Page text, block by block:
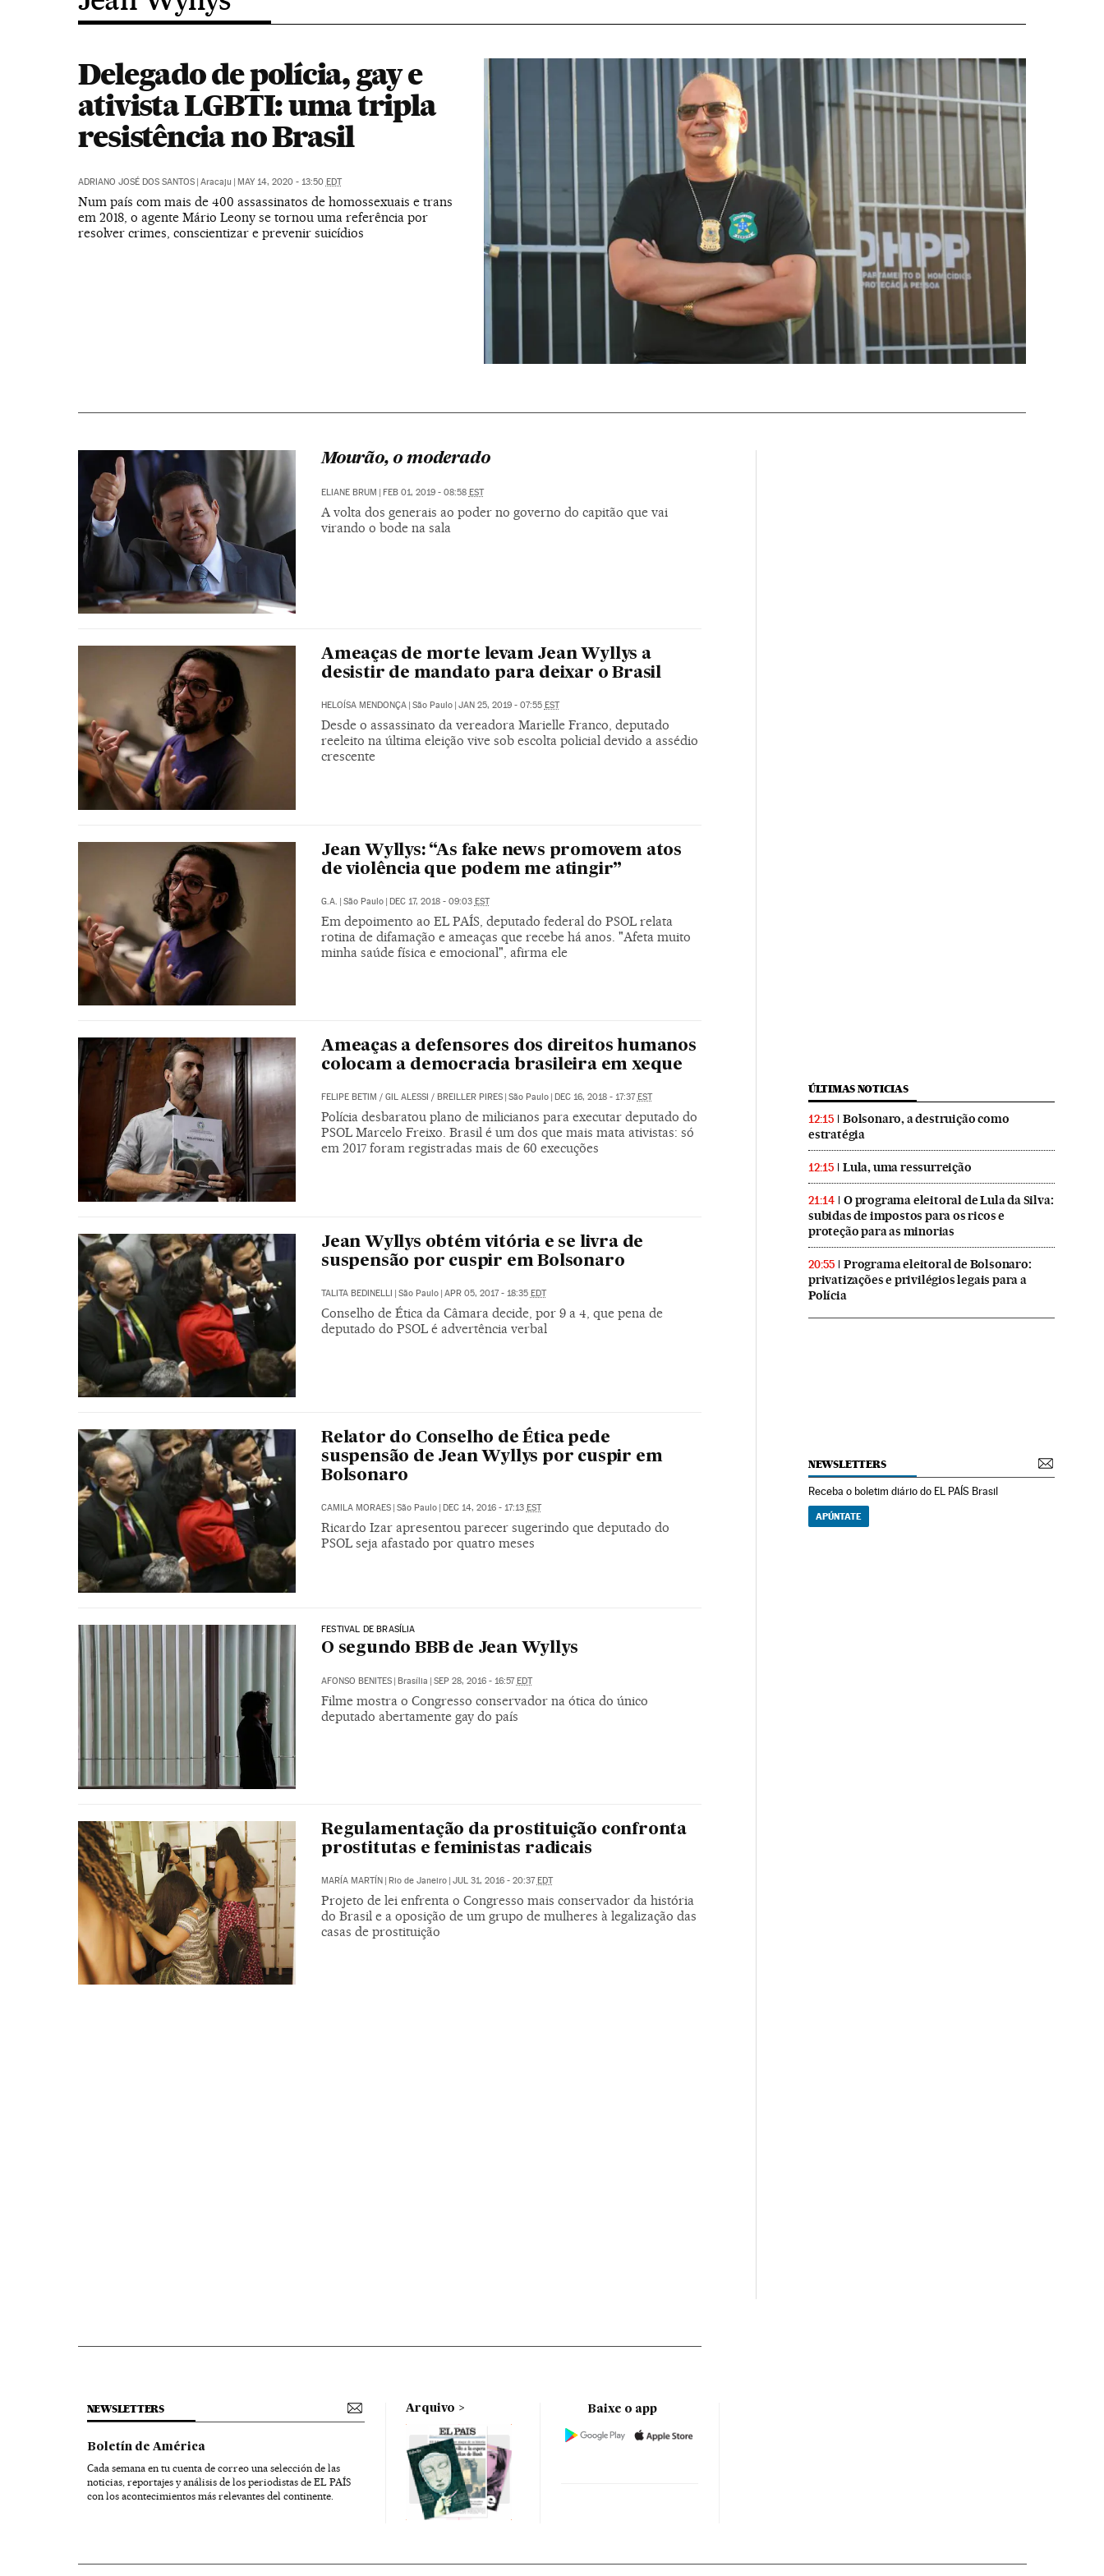
Delegado de polícia, gay e
ativista LGBTI: uma tripla
resistência no Brasil
ADRIANO JOSÉ DOS SANTOS | Aracaju | MAY 14, 2020 - 13:50 EDT
Num país com mais de 400 assassinatos de homossexuais e trans
em 2018, o agente Mário Leony se tornou uma referência por
resolver crimes, conscientizar e prevenir suicídios
Mourão, o moderado
ELIANE BRUM | FEB 01, 2019 - 08:58 EST
A volta dos generais ao poder no governo do capitão que vai
virando o bode na sala
Ameaças de morte levam Jean Wyllys a
desistir de mandato para deixar o Brasil
HELOÍSA MENDONÇA São Paulo JAN 25, 2019 - 07:55 EST
Desde o assassinato da vereadora Marielle Franco, deputado
reeleito na última eleição vive sob escolta policial devido a assédio
crescente
Jean Wyllys: “As fake news promovem atos
de violência que podem me atingir”
G.A. | São Paulo | DEC 17, 2018 - 09:03 EST
Em depoimento ao EL PAÍS, deputado federal do PSOL relata
rotina de difamação e ameaças que recebe há anos. "Afeta muito
minha saúde física e emocional", afirma ele
Ameaças a defensores dos direitos humanos
colocam a democracia brasileira em xeque
FELIPE BETIM / GIL ALESSI / BREILLER PIRES | São Paulo | DEC 16, 2018 - 17:37EST
Polícia desbaratou plano de milicianos para executar deputado do
PSOL Marcelo Freixo. Brasil é um dos que mais mata ativistas: só
em 2017 foram registradas mais de 60 execuções
Jean Wyllys obtém vitória e se livra de
suspensão por cuspir em Bolsonaro
TALITA BEDINELLI São Paulo APR 05, 2017 - 18:35 EDT
Conselho de Ética da Câmara decide, por 9 a 4, que pena de
deputado do PSOL é advertência verbal
Relator do Conselho de Ética pede
suspensão de Jean Wyllys por cuspir em
Bolsonaro
CAMILA MORAES | São Paulo | DEC 14, 2016 - 17:13 EST
Ricardo Izar apresentou parecer sugerindo que deputado do
PSOL seja afastado por quatro meses
FESTIVAL DE BRASÍLIA
O segundo BBB de Jean Wyllys
AFONSO BENITES Brasília SEP 28, 2016 - 16:57 EDT
Filme mostra o Congresso conservador na ótica do único
deputado abertamente gay do país
Regulamentação da prostituição confronta
prostitutas e feministas radicais
MARÍA MARTÍN | Rio de Janeiro | JUL 31, 2016 - 20:37EDT
Projeto de lei enfrenta o Congresso mais conservador da história
do Brasil e a oposição de um grupo de mulheres à legalização das
casas de prostituição
ÚLTIMAS NOTICIAS
12:15
Bolsonaro, a destruição como
estratégia
12:15 Lula, uma ressurreição
21:14
O programa eleitoral de Lula da Silva:
subidas de impostos para os ricos e
proteção para as minorias
20:55
Programa eleitoral de Bolsonaro:
privatizações e privilégios legais para a
Polícia
NEWSLETTERS
Receba o boletim diário do EL PAÍS Brasil
APÚNTATE
NEWSLETTERS
Boletín de América
Cada semana en tu cuenta de correo una selección de las
noticias, reportajes y análisis de los periodistas de EL PAÍS
con los acontecimientos más relevantes del continente.
Arquivo Baixe o app